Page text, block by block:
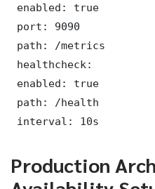
enabled: true
port: 9090
path: /metrics
healthcheck:
enabled: true
path: /health
interval: 10s
Production